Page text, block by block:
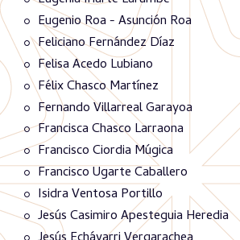
Eugenio Roa - Asunción Roa
Feliciano Fernández Díaz
Felisa Acedo Lubiano
Félix Chasco Martínez
Fernando Villarreal Garayoa
Francisca Chasco Larraona
Francisco Ciordia Múgica
Francisco Ugarte Caballero
Isidra Ventosa Portillo
Jesús Casimiro Apesteguia Heredia